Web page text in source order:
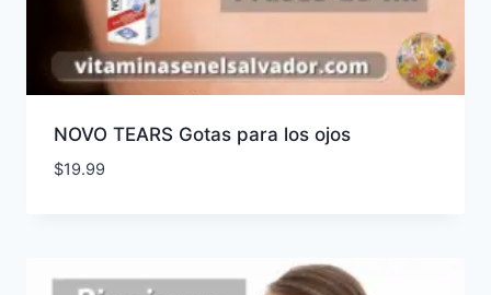
NOVO TEARS Gotas para los ojos
$19.99